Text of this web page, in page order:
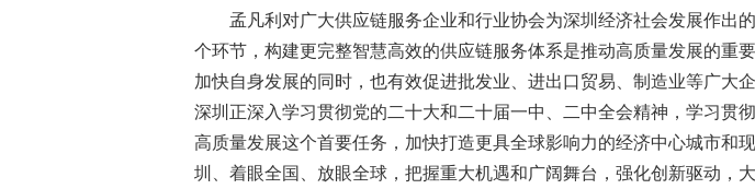
孟凡利对广大供应链服务企业和行业协会为深圳经济社会发展作出
个环节，构建更完整智慧高效的供应链服务体系是推动高质量发展的重
加快自身发展的同时，也有效促进批发业、进出口贸易、制造业等广大
深圳正深入学习贯彻党的二十大和二十届一中、二中全会精神，学习贯
高质量发展这个首要任务，加快打造更具全球影响力的经济中心城市和
圳、着眼全国、放眼全球，把握重大机遇和广阔舞台，强化创新驱动，